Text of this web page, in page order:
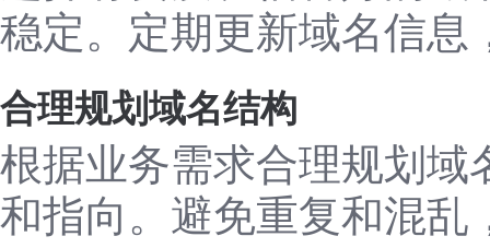
稳定。定期更新域名信
合理规划域名结构
根据业务需求合理规划
和指向。避免重复和混